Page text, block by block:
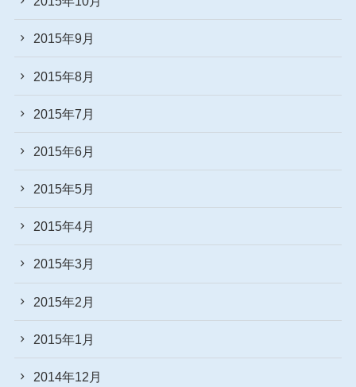
2015年9月
2015年8月
2015年7月
2015年6月
2015年5月
2015年4月
2015年3月
2015年2月
2015年1月
2014年12月